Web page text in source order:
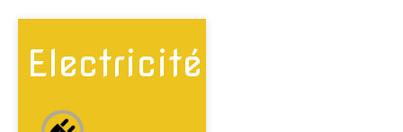
Electricité